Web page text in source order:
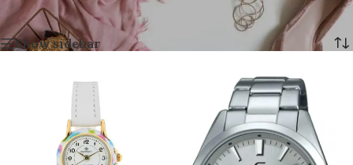
Wyświetlanie 901–912 z 955 wyników
Show sidebar